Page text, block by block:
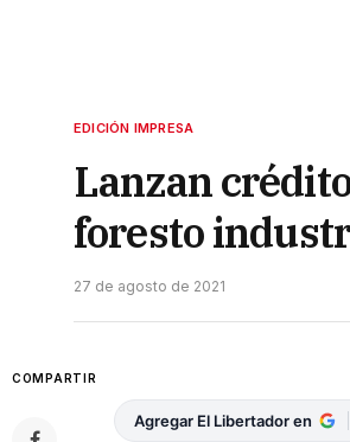
EDICIÓN IMPRESA
Lanzan
foresto
27 de agosto de 2021
COMPARTIR
Agregar El Libertador en